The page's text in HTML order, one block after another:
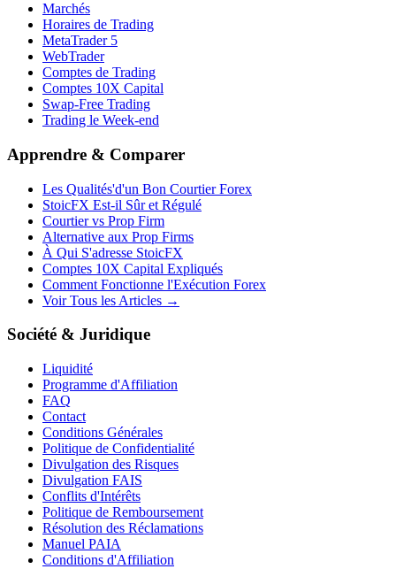
Marchés
Horaires de Trading
MetaTrader 5
WebTrader
Comptes de Trading
Comptes 10X Capital
Swap-Free Trading
Trading le Week-end
Apprendre & Comparer
Les Qualités'd'un Bon Courtier Forex
StoicFX Est-il Sûr et Régulé
Courtier vs Prop Firm
Alternative aux Prop Firms
À Qui S'adresse StoicFX
Comptes 10X Capital Expliqués
Comment Fonctionne l'Exécution Forex
Voir Tous les Articles →
Société & Juridique
Liquidité
Programme d'Affiliation
FAQ
Contact
Conditions Générales
Politique de Confidentialité
Divulgation des Risques
Divulgation FAIS
Conflits d'Intérêts
Politique de Remboursement
Résolution des Réclamations
Manuel PAIA
Conditions d'Affiliation